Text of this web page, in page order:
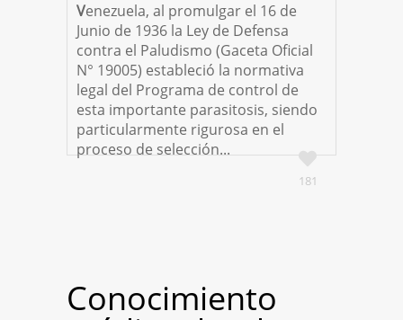
Venezuela, al promulgar el 16 de
Junio de 1936 la Ley de Defensa
contra el Paludismo (Gaceta Oficial
N° 19005) estableció la normativa
legal del Programa de control de
esta importante parasitosis, siendo
particularmente rigurosa en el
proceso de selección...
181
Conocimiento